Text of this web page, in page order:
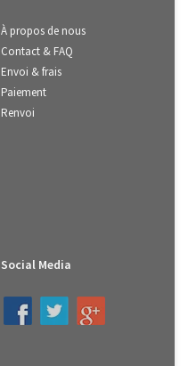
À propos de nous
Contact & FAQ
Envoi & frais
Paiement
Renvoi
Social Media